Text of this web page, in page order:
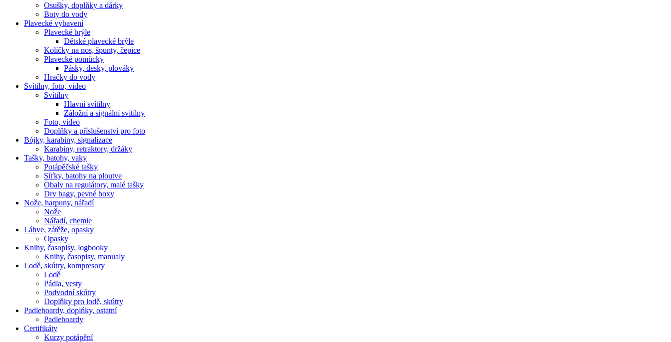
Osušky, doplňky a dárky
Boty do vody
Plavecké vybavení
Plavecké brýle
Dětské plavecké brýle
Kolíčky na nos, špunty, čepice
Plavecké pomůcky
Pásky, desky, plováky
Hračky do vody
Svítilny, foto, video
Svítilny
Hlavní svítilny
Záložní a signální svítilny
Foto, video
Doplňky a příslušenství pro foto
Bójky, karabiny, signalizace
Karabiny, retraktory, držáky
Tašky, batohy, vaky
Potápěčské tašky
Síťky, batohy na ploutve
Obaly na regulátory, malé tašky
Dry bagy, pevné boxy
Nože, harpuny, nářadí
Nože
Nářadí, chemie
Láhve, zátěže, opasky
Opasky
Knihy, časopisy, logbooky
Knihy, časopisy, manualy
Lodě, skútry, kompresory
Lodě
Pádla, vesty
Podvodní skútry
Doplňky pro lodě, skútry
Padleboardy, doplńky, ostatní
Padleboardy
Certifikáty
Kurzy potápění